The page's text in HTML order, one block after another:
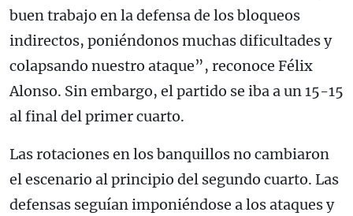
buen trabajo en la defensa de los bloqueos
indirectos, poniéndonos muchas dificultades y
colapsando nuestro ataque”, reconoce Félix
Alonso. Sin embargo, el partido se iba a un 15-15
al final del primer cuarto.
Las rotaciones en los banquillos no cambiaron
el escenario al principio del segundo cuarto. Las
defensas seguían imponiéndose a los ataques y